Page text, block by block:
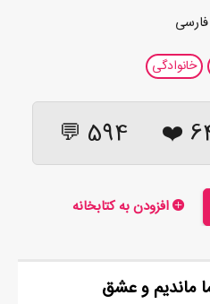
فارسی
خانوادگی
❤️
594 💬
افزودن به کتابخانه
ماندیم و عشق